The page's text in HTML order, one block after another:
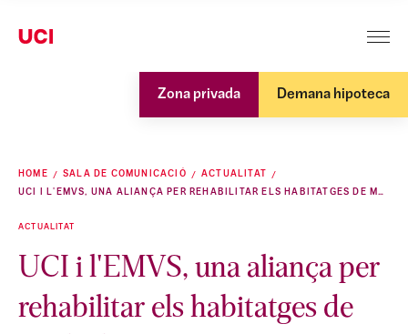
Zona privada Demana hipoteca
HOME SALA DE COMUNICACIÓ
ACTUALITAT
UCI I L'EMVS, UNA ALIANÇA PER REHABILITAR ELS HABITATGES DE MADRID
ACTUALITAT
UCI i l'EMVS, una aliança per
rehabilitar els habitatges de